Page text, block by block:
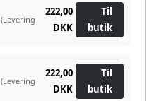
(Levering
222,00
DKK
Til
butik
(Levering
222,00
DKK
Til
butik